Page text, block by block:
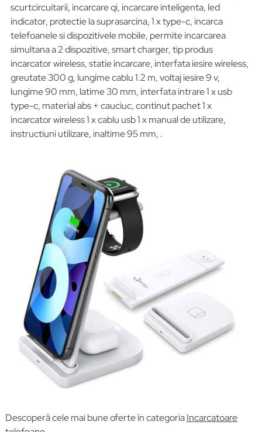
scurtcircuitarii, incarcare qi, incarcare inteligenta, led
indicator, protectie la suprasarcina, 1 x type-c, incarca
telefoanele si dispozitivele mobile, permite incarcarea
simultana a 2 dispozitive, smart charger, tip produs
incarcator wireless, statie incarcare, interfata iesire wireless,
greutate 300 g, lungime cablu 1.2 m, voltaj iesire 9 v,
lungime 90 mm, latime 30 mm, interfata intrare 1 x usb
type-c, material abs + cauciuc, continut pachet 1 x
incarcator wireless 1 x cablu usb 1 x manual de utilizare,
instructiuni utilizare, inaltime 95 mm, .
Descoperă cele mai bune oferte în categoriaIncarcatoare